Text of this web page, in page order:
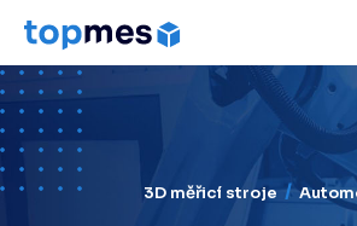
3D měřicí stroje